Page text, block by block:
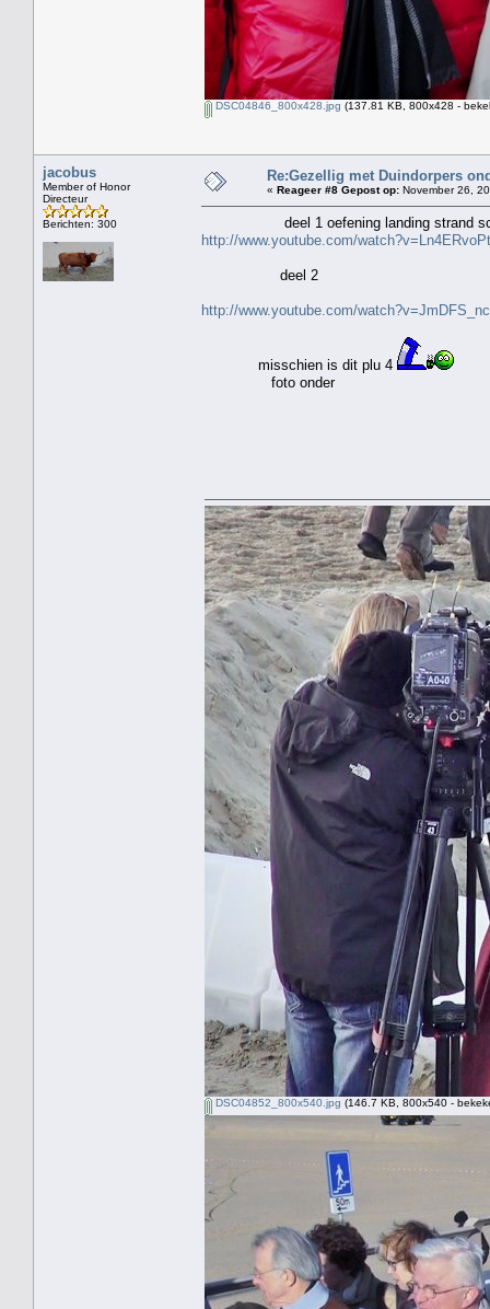
DSC04846_800x428.jpg (137.81 KB, 800x428 -
jacobus
Member of Honor
Directeur
Berichten: 300
Re:Gezellig met Duindorpers
« Reageer #8 Gepost op: November 26,
deel 1 oefening landing strand
http://www.youtube.com/
deel 2
http://www.youtube.com/
misschien is dit plu 4
foto onder
DSC04852_800x540.jpg (146.7 KB, 800x540 -